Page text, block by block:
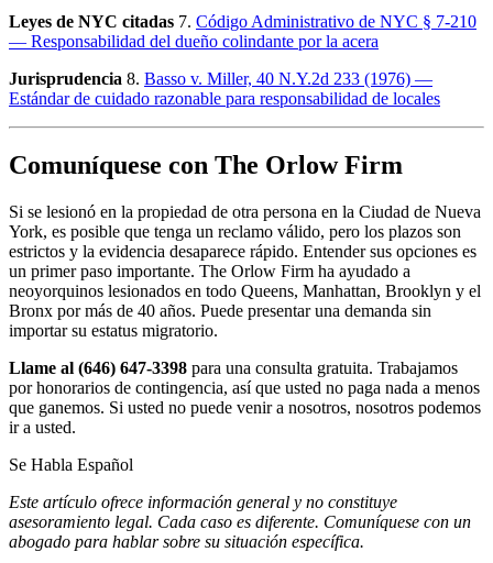
Leyes de NYC citadas 7. Código Administrativo de NYC § 7-210
— Responsabilidad del dueño colindante por la acera
Jurisprudencia 8. Basso v. Miller, 40 N.Y.2d 233 (1976) —
Estándar de cuidado razonable para responsabilidad de locales
Comuníquese con The Orlow Firm
Si se lesionó en la propiedad de otra persona en la Ciudad de Nueva
York, es posible que tenga un reclamo válido, pero los plazos son
estrictos y la evidencia desaparece rápido. Entender sus opciones es
un primer paso importante. The Orlow Firm ha ayudado a
neoyorquinos lesionados en todo Queens, Manhattan, Brooklyn y el
Bronx por más de 40 años. Puede presentar una demanda sin
importar su estatus migratorio.
Llame al (646) 647-3398 para una consulta gratuita. Trabajamos
por honorarios de contingencia, así que usted no paga nada a menos
que ganemos. Si usted no puede venir a nosotros, nosotros podemos
ir a usted.
Se Habla Español
Este artículo ofrece información general y no constituye
asesoramiento legal. Cada caso es diferente. Comuníquese con un
abogado para hablar sobre su situación específica.